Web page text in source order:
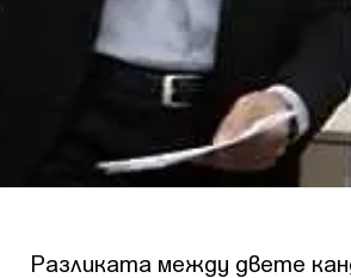
Разликата между двете